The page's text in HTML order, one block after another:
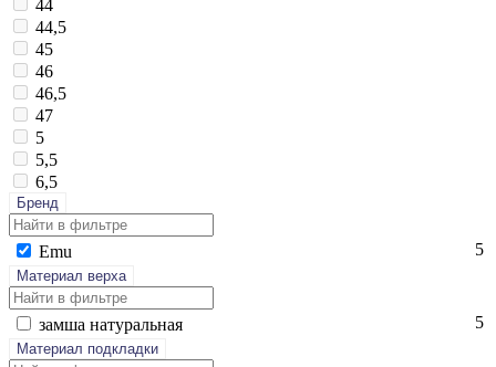
44
44,5
45
46
46,5
47
5
5,5
6,5
Бренд
Emu 5
Материал верха
зам­ша на­тураль­ная 5
Материал подкладки